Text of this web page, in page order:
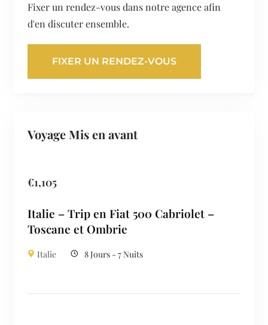
Fixer un rendez-vous dans notre agence afin
d'en discuter ensemble.
FIXER UN RENDEZ-VOUS
Voyage Mis en avant
€1,105
Italie – Trip en Fiat 500 Cabriolet –
Toscane et Ombrie
Italie 8 Jours - 7 Nuits